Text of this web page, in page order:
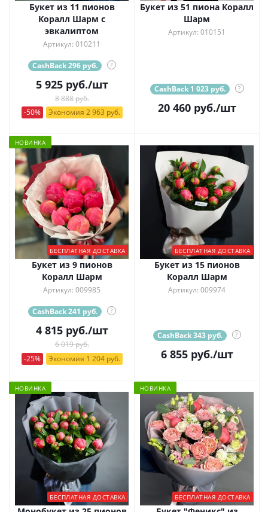
Букет из 11 пионов
Коралл Шарм с
эвкалиптом
Артикул: 010211
CashBack 296 руб. ?
5 925руб./шт
8 888 руб.
-50%
Экономия 2 963 руб.
Букет из 51 пиона Коралл
Шарм
Артикул: 010151
CashBack 1 023 руб. ?
20 460руб./шт
НОВИНКА
БЕСПЛАТНАЯ ДОСТАВКА
Букет из 9 пионов
Коралл Шарм
Артикул: 009985
CashBack 241 руб. ?
4 815руб./шт
6 019 руб.
-25%
Экономия 1 204 руб.
БЕСПЛАТНАЯ ДОСТАВКА
Букет из 15 пионов
Коралл Шарм
Артикул: 009974
CashBack 343 руб. ?
6 855руб./шт
НОВИНКА
БЕСПЛАТНАЯ ДОСТАВКА
НОВИНКА
БЕСПЛАТНАЯ ДОСТАВКА